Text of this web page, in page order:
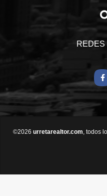
REDES
©2026 urretarealtor.com, todos